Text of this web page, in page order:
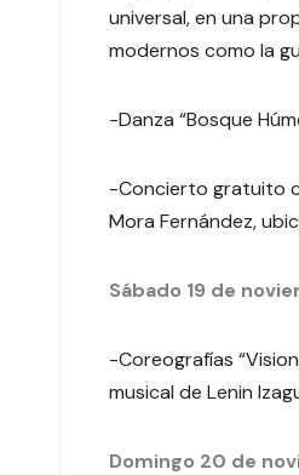
universal, en una
modernos como la
-Danza “Bosque
-Concierto gratuito
Mora Fernández,
Sábado 19 de
-Coreografías
musical de Lenin
Domingo 20 de